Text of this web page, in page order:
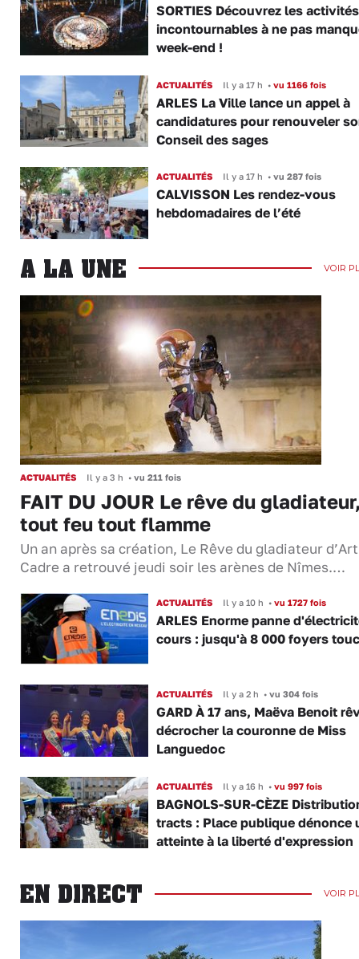
SORTIES Découvrez les activités
incontournables à ne pas
week-end !
ACTUALITÉS Il y a 17 h •vu 1166 fois
ARLES La Ville lance un appel à
candidatures pour renouveler
Conseil des sages
ACTUALITÉS Il y a 17 h •vu 287 fois
CALVISSON Les rendez-vous
hebdomadaires de l’été
A LA UNE VOIR
ACTUALITÉS Il y a 3 h • vu 211 fois
FAIT DU JOUR Le rêve du
tout feu tout flamme
Un an après sa création, Le Rêve du gladiateur
Cadre a retrouvé jeudi soir les arènes de Nîmes.…
ACTUALITÉS Il y a 10 h •vu 1727 fois
ARLES Enorme panne
cours : jusqu'à 8 000 foyers
ACTUALITÉS Il y a 2 h •vu 304 fois
GARD À 17 ans, Maëva Benoit
décrocher la couronne de Miss
Languedoc
ACTUALITÉS Il y a 16 h •vu 997 fois
BAGNOLS-SUR-CÈZE
tracts : Place publique dénonce
atteinte à la liberté d'expression
EN DIRECT VOIR